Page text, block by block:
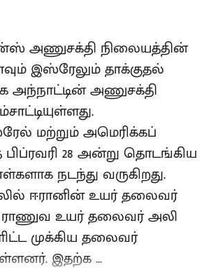
அணுசக்தி நிலையத்தின்
இஸ்ரேலும் தாக்குதல்
அந்நாட்டின் அணுசக்தி
மற்றும் அமெரிக்கப்
28 அன்று தொடங்கிய
நடந்து வருகிறது.
ஈரானின் உயர் தலைவர்
ராணுவ உயர் தலைவர் அலி
முக்கிய தலைவர்
இதற்க ...